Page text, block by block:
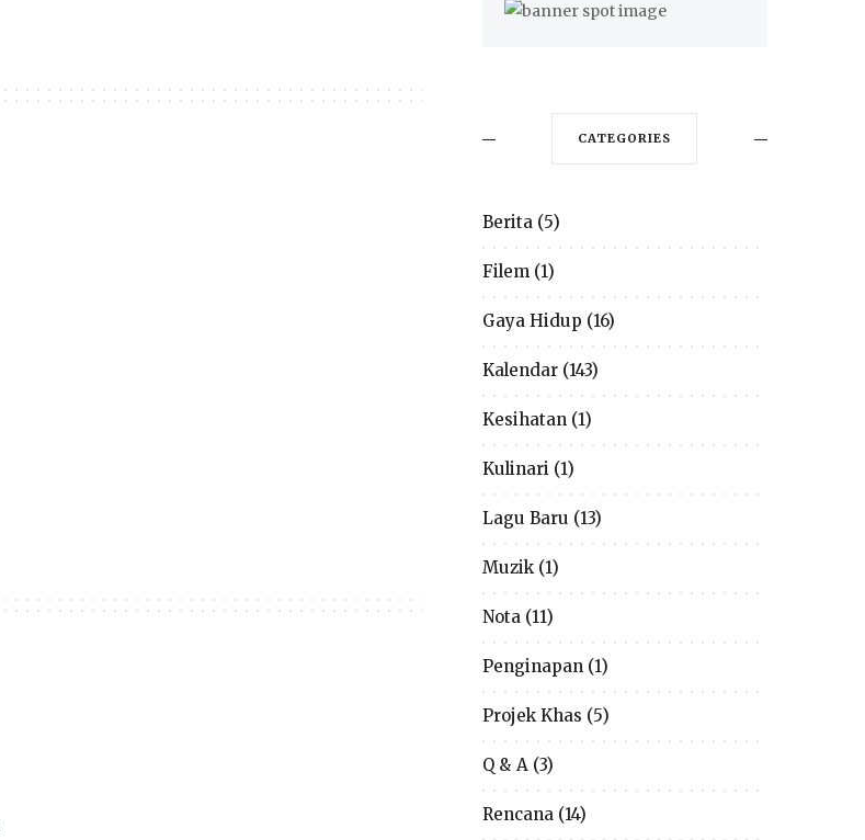
CATEGORIES
Berita(5)
Filem(1)
Gaya Hidup (16)
Kalendar(143)
Kesihatan(1)
Kulinari(1)
Lagu Baru (13)
Muzik(1)
Nota(11)
Penginapan(1)
Projek Khas (5)
Q & A(3)
Rencana(14)